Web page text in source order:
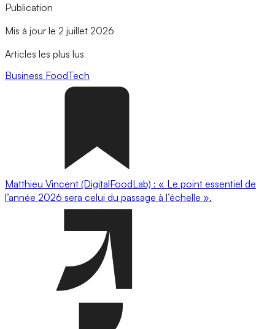
Publication
Mis à jour le 2 juillet 2026
Articles les plus lus
Business FoodTech
Matthieu Vincent (DigitalFoodLab) : « Le point essentiel de
l’année 2026 sera celui du passage à l’échelle ».